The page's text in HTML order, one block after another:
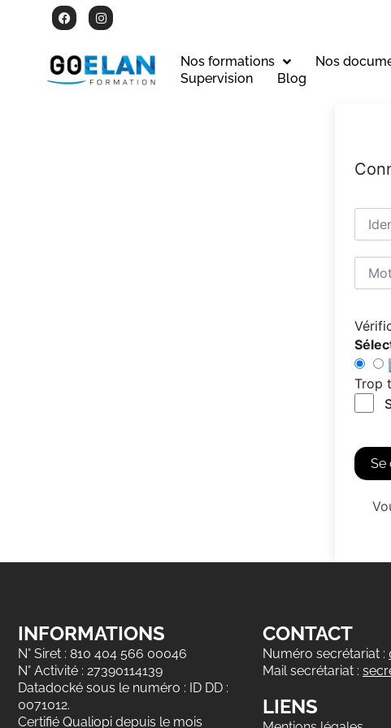
Nos formations Nos
Supervision
Blog
Trop
Se
INFORMATIONS
N° Siret : 810 404 566 00046
N° Activité : 27390114139
Datadocké sous le numéro : ID DD :
0071012.
Certifié Qualiopi depuis le mois
CONTACT
Numéro secrétariat :
Mail secrétariat :
LIENS